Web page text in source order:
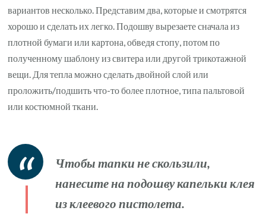
вариантов несколько. Представим два, которые и смотрятся
хорошо и сделать их легко. Подошву вырезаете сначала из
плотной бумаги или картона, обведя стопу, потом по
полученному шаблону из свитера или другой трикотажной
вещи. Для тепла можно сделать двойной слой или
проложить/подшить что-то более плотное, типа пальтовой
или костюмной ткани.
Чтобы тапки не скользили,
нанесите на подошву капельки клея
из клеевого пистолета.